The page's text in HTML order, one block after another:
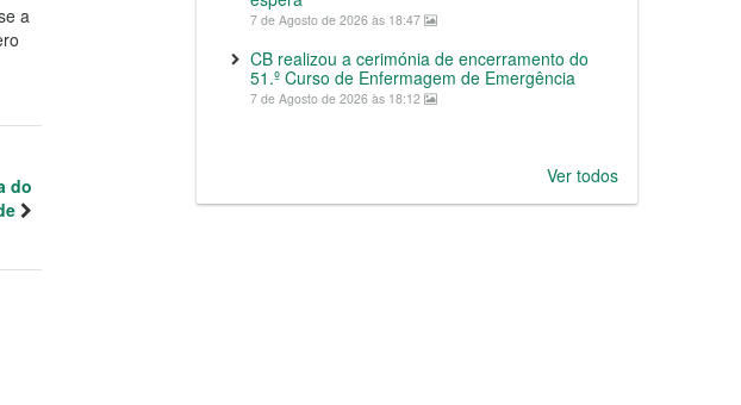
a
do
7 de Agosto de 2026 às 18:47
CB realizou a cerimónia de encerramento do
51.º Curso de Enfermagem de Emergência
7 de Agosto de 2026 às 18:12
Ver todos